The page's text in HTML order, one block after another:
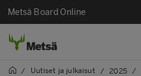
Metsä Board Online
/ Uutiset ja julkaisut / 2025 /